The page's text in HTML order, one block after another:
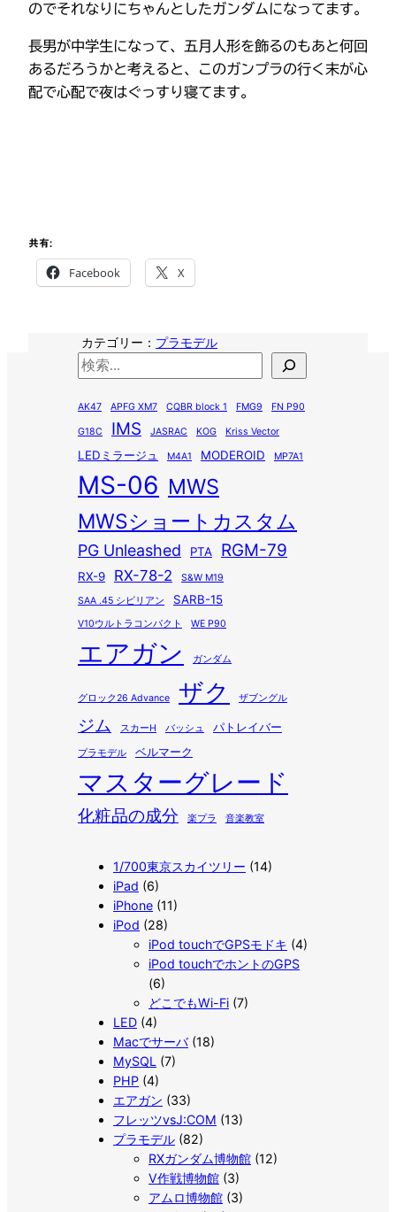
のでそれなりにちゃんとしたガンダムになってます。
長男が中学生になって、五月人形を飾るのもあと何回
あるだろうかと考えると、このガンプラの行く末が心
配で心配で夜はぐっすり寝てます。
共有:
Facebook X
カテゴリー： プラモデル
検
AK47 APFG XM7 CQBR block 1 FMG9 FN P90
G18C IMS JASRAC KOG Kriss Vector
LEDミラージュ M4A1 MODEROID MP7A1
MS-06 MWS
MWSショートカスタム
PG Unleashed PTA RGM-79
RX-9 RX-78-2
S&W M19
SAA .45 シビリアン
SARB-15
V10ウルトラコンパクト WE P90
エアガン ガンダム
グロック26 Advance ザク ザブングル
ジム スカーH バッシュ パトレイバー
プラモデル ベルマーク
マスターグレード
化粧品の成分 楽プラ 音楽教室
1/700東京スカイツリー (14)
iPad (6)
iPhone (11)
iPod (28)
iPod touchでGPSモドキ (4)
iPod touchでホントのGPS
(6)
どこでもWi-Fi (7)
LED (4)
Macでサーバ(18)
MySQL (7)
PHP (4)
エアガン (33)
フレッツvsJ:COM (13)
プラモデル (82)
RXガンダム博物館 (12)
V作戦博物館 (3)
アムロ博物館 (3)